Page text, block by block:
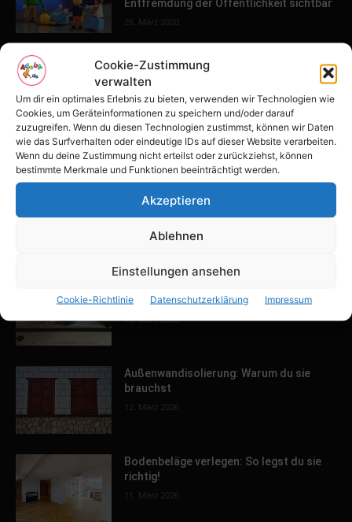
Cookie-Zustimmung
verwalten
Um dir ein optimales Erlebnis zu bieten, verwenden wir Technologien wie
Cookies, um Geräteinformationen zu speichern und/oder darauf
zuzugreifen. Wenn du diesen Technologien zustimmst, können wir Daten
wie das Surfverhalten oder eindeutige IDs auf dieser Website verarbeiten.
Wenn du deine Zustimmung nicht erteilst oder zurückziehst, können
bestimmte Merkmale und Funktionen beeinträchtigt werden.
Akzeptieren
Ablehnen
Einstellungen ansehen
Cookie-Richtlinie Datenschutzerklärung Impressum
Entfremdung der Öffentlichkeit sichtbar
26. März 2020
POPULAR POSTS
Tulpenfest läutet Frühling in Potsdam
ein
16. April 2026
Familien-Paradies an der Adria
31. März 2026
dein Zuhause
13. März 2026
Außenwandisolierung: Warum du sie
brauchst
12. März 2026
Bodenbeläge verlegen: So legst du sie
richtig!
11. März 2026